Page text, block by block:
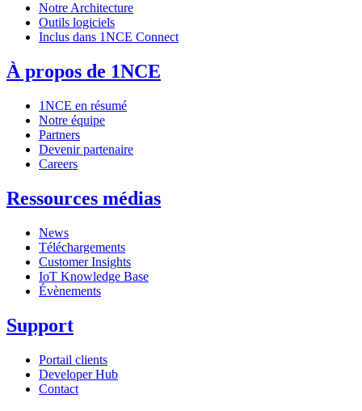
Notre Architecture
Outils logiciels
Inclus dans 1NCE Connect
À propos de 1NCE
1NCE en résumé
Notre équipe
Partners
Devenir partenaire
Careers
Ressources médias
News
Téléchargements
Customer Insights
IoT Knowledge Base
Évènements
Support
Portail clients
Developer Hub
Contact